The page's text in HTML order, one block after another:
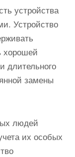
устройства
Устройство
хорошей
длительного
замены
людей
их особых